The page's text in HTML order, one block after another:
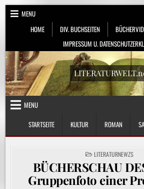
Skip
MENU
HOME
DIV. BUCHSEITEN
IMPRESSUM U.
MENU
STARTSEITE
KULTUR ROMAN
POSTED
IN
LITERATURNEWZS
BÜCHERSCHAU
Gruppenfoto einer